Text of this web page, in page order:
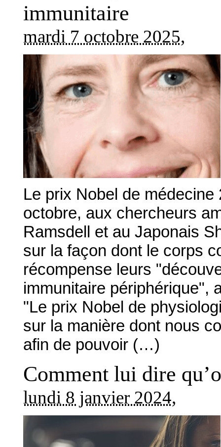
immunitaire
mardi 7 octobre 2025,
Le prix Nobel de
octobre, aux chercheurs
Ramsdell et au Japonais
sur la façon dont le corps
récompense leurs
immunitaire périphérique",
"Le prix Nobel de
sur la manière dont nous
afin de pouvoir (…)
Comment lui dire
lundi 8 janvier 2024,